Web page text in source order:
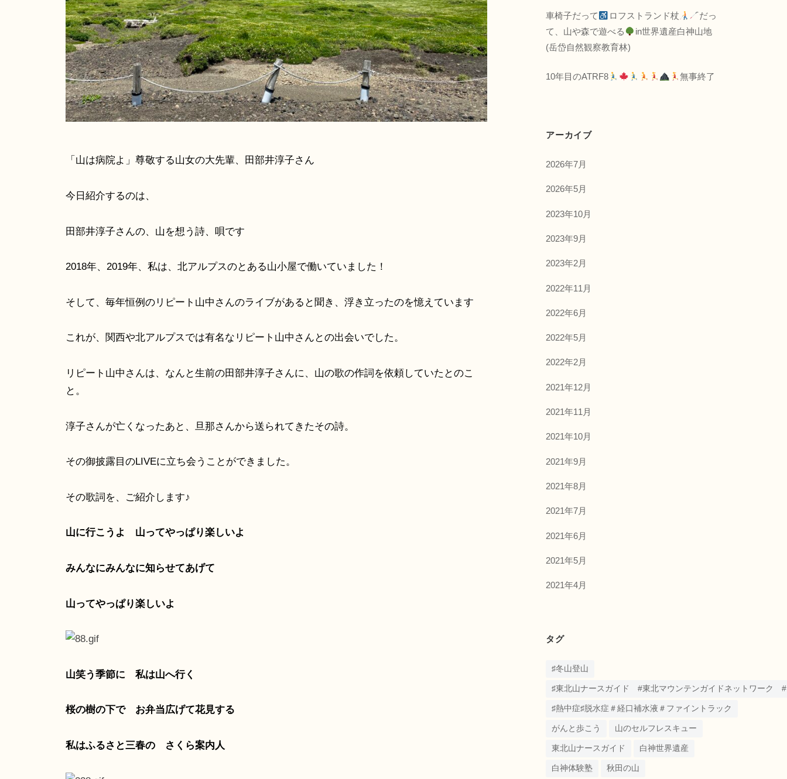
「山は病院よ」尊敬する山女の大先輩、田部井淳子さん
今日紹介するのは、
田部井淳子さんの、山を想う詩、唄です
2018年、2019年、私は、北アルプスのとある山小屋で働いていました！
そして、毎年恒例のリピート山中さんのライブがあると聞き、浮き立ったのを憶えています
これが、関西や北アルプスでは有名なリピート山中さんとの出会いでした。
リピート山中さんは、なんと生前の田部井淳子さんに、山の歌の作詞を依頼していたとのこ
と。
淳子さんが亡くなったあと、旦那さんから送られてきたその詩。
その御披露目のLIVEに立ち会うことができました。
その歌詞を、ご紹介します♪
山に行こうよ 山ってやっぱり楽しいよ
みんなにみんなに知らせてあげて
山ってやっぱり楽しいよ
山笑う季節に 私は山へ行く
桜の樹の下で お弁当広げて花見する
私はふるさと三春の さくら案内人
車椅子だって ロフストランド杖
だっ
て、山や森で遊べる
in世界遺産白神山地
(岳岱自然観察教育林)
10年目のATRF8 無事終了
アーカイブ
2026年7月
2026年5月
2023年10月
2023年9月
2023年2月
2022年11月
2022年6月
2022年5月
2022年2月
2021年12月
2021年11月
2021年10月
2021年9月
2021年8月
2021年7月
2021年6月
2021年5月
2021年4月
タグ
♯冬山登山
♯東北山ナースガイド #東北マウンテンガイドネットワーク
♯熱中症♯脱水症＃経口補水液＃ファイントラック
がんと歩こう 山のセルフレスキュー
東北山ナースガイド 白神世界遺産
白神体験塾 秋田の山